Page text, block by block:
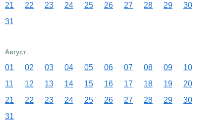
21
22 23 24 25 26 27 28 29
30
31
Август
01 02 03 04 05 06 07 08 09
10
11
12 13 14 15 16 17 18 19
20
21
22 23 24 25 26 27 28 29
30
31